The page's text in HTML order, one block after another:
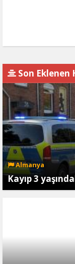
Son Eklenen
Almanya
Kayıp 3